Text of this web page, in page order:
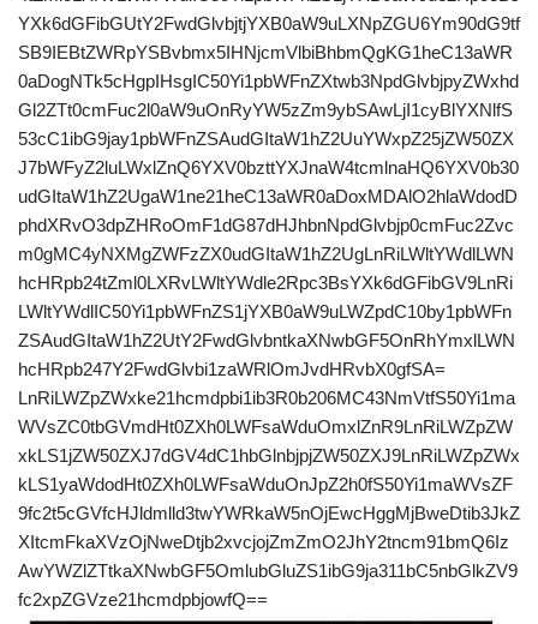
YXk6dGFibGUtY2FwdGlvbjtjYXB0aW9uLXNpZGU6Ym90dG9tf
SB9IEBtZWRpYSBvbmx5IHNjcmVlbiBhbmQgKG1heC13aWR
0aDogNTk5cHgpIHsgIC50Yi1pbWFnZXtwb3NpdGlvbjpyZWxhd
Gl2ZTt0cmFuc2l0aW9uOnRyYW5zZm9ybSAwLjI1cyBlYXNlfS
53cC1ibG9jay1pbWFnZSAudGItaW1hZ2UuYWxpZ25jZW50ZX
J7bWFyZ2luLWxlZnQ6YXV0bzttYXJnaW4tcmlnaHQ6YXV0b30
udGItaW1hZ2UgaW1ne21heC13aWR0aDoxMDAlO2hlaWdodD
phdXRvO3dpZHRoOmF1dG87dHJhbnNpdGlvbjp0cmFuc2Zvc
m0gMC4yNXMgZWFzZX0udGItaW1hZ2UgLnRiLWltYWdlLWN
hcHRpb24tZml0LXRvLWltYWdle2Rpc3BsYXk6dGFibGV9LnRi
LWltYWdlIC50Yi1pbWFnZS1jYXB0aW9uLWZpdC10by1pbWFn
ZSAudGItaW1hZ2UtY2FwdGlvbntkaXNwbGF5OnRhYmxlLWN
hcHRpb247Y2FwdGlvbi1zaWRlOmJvdHRvbX0gfSA=
LnRiLWZpZWxke21hcmdpbi1ib3R0b206MC43NmVtfS50Yi1ma
WVsZC0tbGVmdHt0ZXh0LWFsaWduOmxlZnR9LnRiLWZpZW
xkLS1jZW50ZXJ7dGV4dC1hbGlnbjpjZW50ZXJ9LnRiLWZpZWx
kLS1yaWdodHt0ZXh0LWFsaWduOnJpZ2h0fS50Yi1maWVsZF
9fc2t5cGVfcHJldmlld3twYWRkaW5nOjEwcHggMjBweDtib3JkZ
XItcmFkaXVzOjNweDtjb2xvcjojZmZmO2JhY2tncm91bmQ6Iz
AwYWZlZTtkaXNwbGF5OmlubGluZS1ibG9ja311bC5nbGlkZV9
fc2xpZGVze21hcmdpbjowfQ==